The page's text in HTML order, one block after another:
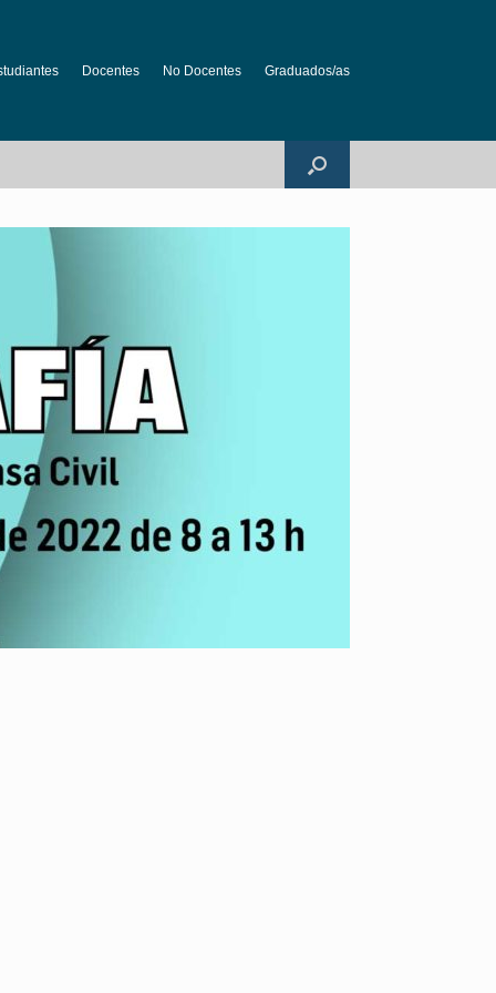
Docentes No Docentes Graduados/as